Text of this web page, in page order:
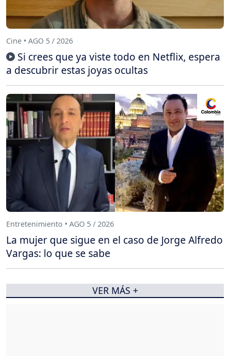
Cine • AGO 5 / 2026
Si crees que ya viste todo en Netflix, espera
a descubrir estas joyas ocultas
Entretenimiento • AGO 5 / 2026
La mujer que sigue en el caso de Jorge Alfredo
Vargas: lo que se sabe
VER MÁS +